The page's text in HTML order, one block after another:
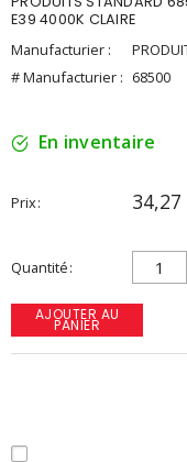
E39 4000K CLAIRE
Manufacturier :
# Manufacturier : 68500
En inventaire
Prix 34,27
Quantité
AJOUTER AU
PANIER